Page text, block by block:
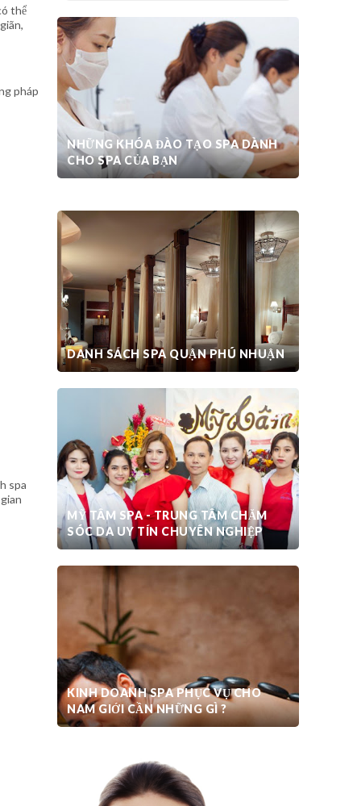
thể
pháp
spa
NHỮNG KHÓA ĐÀO TẠO SPA DÀNH
CHO SPA CỦA BẠN
THIẾT KẾ SPA CHUYÊN NGHIỆP
DANH SÁCH SPA QUẬN PHÚ NHUẬN
MỸ TÂM SPA - TRUNG TÂM CHĂM
SÓC DA UY TÍN CHUYÊN NGHIỆP
KINH DOANH SPA PHỤC VỤ CHO
NAM GIỚI CẦN NHỮNG GÌ ?